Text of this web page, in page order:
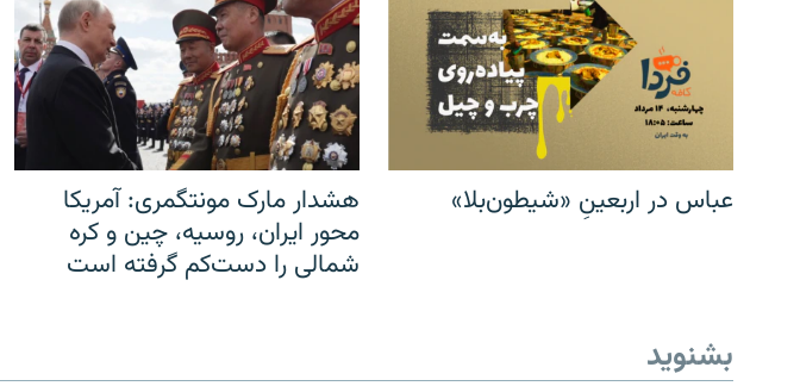
عباس در اربعینِ «شیطون‌بلا»
هشدار مارک مونتگمری: آمریکا
محور ایران، روسیه، چین و کره
شمالی را دست‌کم گرفته است
بشنوید